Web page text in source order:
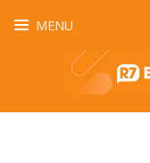
MENU